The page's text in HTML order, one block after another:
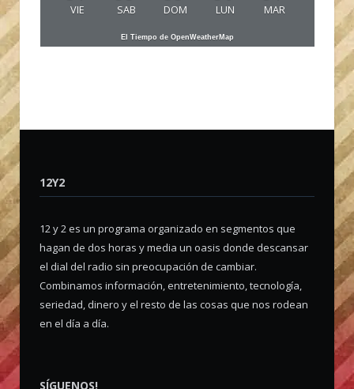
VIE SAB DOM LUN MAR
El Tiempo de OpenWeatherMap
12Y2
12 y 2 es un programa organizado en segmentos que
hagan de dos horas y media un oasis donde descansar
el dial del radio sin preocupación de cambiar.
Combinamos información, entretenimiento, tecnología,
seriedad, dinero y el resto de las cosas que nos rodean
en el día a día.
SÍGUENOS!